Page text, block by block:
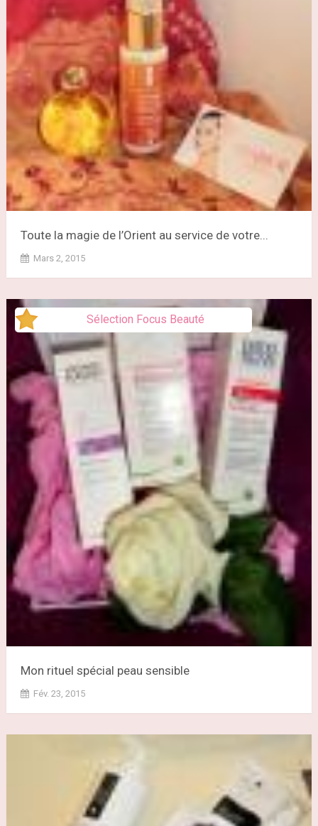
Toute la magie de l’Orient au service de votre...
Mars 2, 2015
Sélection Focus Beauté
Mon rituel spécial peau sensible
Fév. 23, 2015